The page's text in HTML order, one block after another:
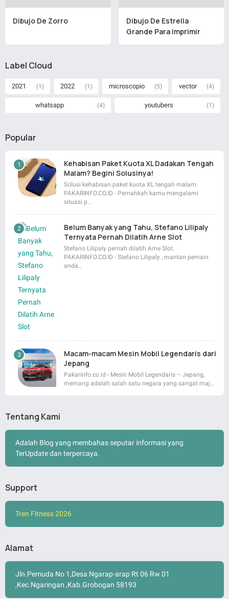
Dibujo De Zorro
Dibujo De Estrella
Grande Para Imprimir
Label Cloud
2021 (1) 2022 (1) microscopio (5) vector (4)
whatsapp (4) youtubers (1)
Popular
Kehabisan Paket Kuota XL Dadakan Tengah
Malam? Begini Solusinya!
Solusi kehabisan paket kuota XL tengah malam.
PAKARINFO.CO.ID - Pernahkah kamu mengalami
situasi p…
Belum Banyak yang Tahu, Stefano Lilipaly
Ternyata Pernah Dilatih Arne Slot
Stefano Lilipaly pernah dilatih Arne Slot.
PAKARINFO.CO.ID - Stefano Lilipaly , mantan pemain
anda…
Macam-macam Mesin Mobil Legendaris dari
Jepang
Pakarinfo.co.id - Mesin Mobil Legendaris – Jepang,
memang adalah salah satu negara yang sangat maj…
Tentang Kami
Adalah Blog yang membahas seputar informasi yang
TerUpdate dan terpercaya.
Support
Tren Fitness 2026
Alamat
Jln.Pemuda No 1,Desa Ngarap-arap Rt 06 Rw 01
,Kec.Ngaringan ,Kab.Grobogan 58193